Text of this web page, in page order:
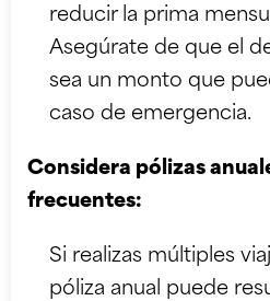
reducir la prima
Asegúrate de que el
sea un monto que
caso de emergencia.
Considera pólizas
frecuentes:
Si realizas múltiples
póliza anual puede